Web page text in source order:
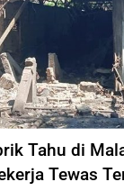
Tahu di
Tewas